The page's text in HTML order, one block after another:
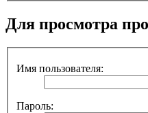
Для просмотра
Имя пользователя:
Пароль: